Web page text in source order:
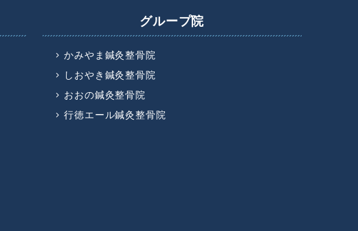
グループ院
かみやま鍼灸整骨院
しおやき鍼灸整骨院
おおの鍼灸整骨院
行徳エール鍼灸整骨院